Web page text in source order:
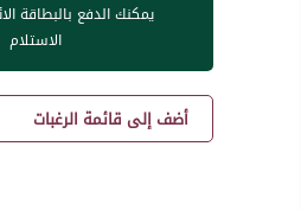
يمكنك الدفع بالبطاقة
الاستلام
أضف إلى قائمة الرغبات